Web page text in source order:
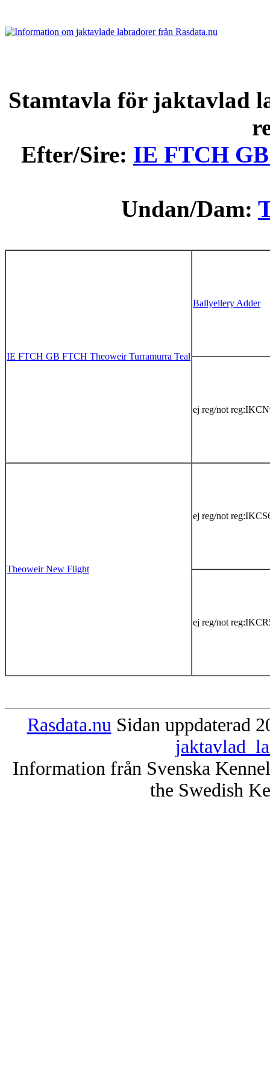
Stamtavla för jaktavlad
Efter/Sire: IE FTCH
Undan/Dam:
IE FTCH GB FTCH Theoweir Turramurra Teal
Ballyellery Adder
ej reg/not
Theoweir New Flight
ej reg/not
ej reg/not
Rasdata.nuSidan uppdaterad
Information från Svenska
the Swedish